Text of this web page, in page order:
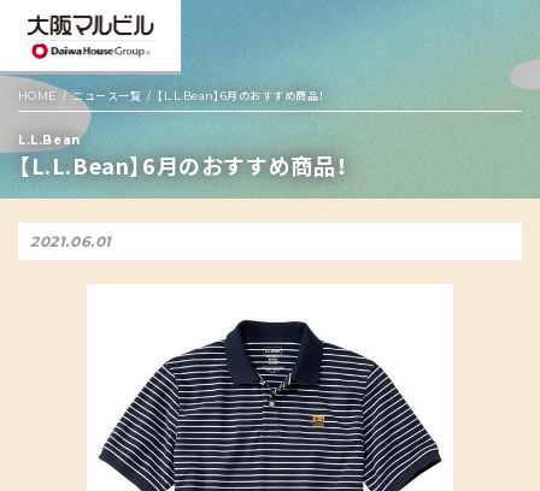
HOME ニュース一覧 【L.L.Bean】6月のおすすめ商品！
L.L.Bean
【L.L.Bean】6月のおすすめ商品！
2021.06.01